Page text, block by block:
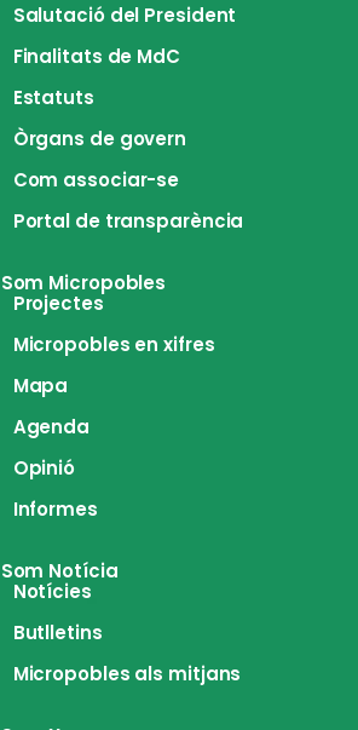
Salutació del President
Finalitats de MdC
Estatuts
Òrgans de govern
Com associar-se
Portal de transparència
Som Micropobles
Projectes
Micropobles en xifres
Mapa
Agenda
Opinió
Informes
Som Notícia
Notícies
Butlletins
Micropobles als mitjans